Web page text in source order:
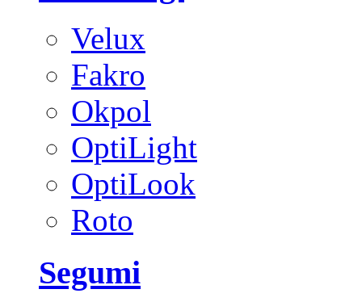
Velux
Fakro
Okpol
OptiLight
OptiLook
Roto
Segumi